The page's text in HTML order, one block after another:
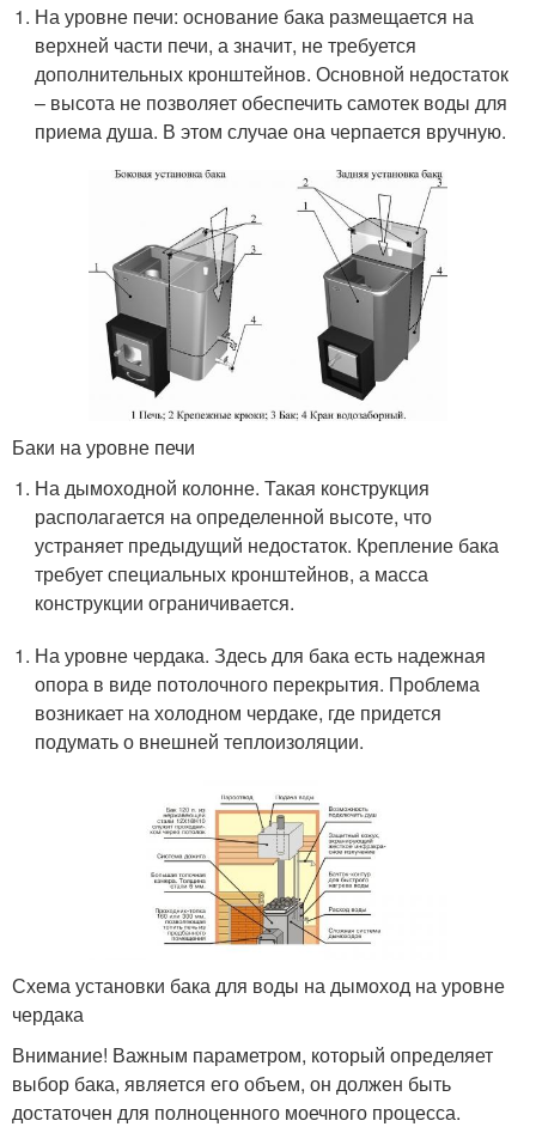
На уровне печи: основание бака размещается на
верхней части печи, а значит, не требуется
дополнительных кронштейнов. Основной недостаток
– высота не позволяет обеспечить самотек воды для
приема душа. В этом случае она черпается вручную.
Баки на уровне печи
На дымоходной колонне. Такая конструкция
располагается на определенной высоте, что
устраняет предыдущий недостаток. Крепление бака
требует специальных кронштейнов, а масса
конструкции ограничивается.
На уровне чердака. Здесь для бака есть надежная
опора в виде потолочного перекрытия. Проблема
возникает на холодном чердаке, где придется
подумать о внешней теплоизоляции.
Схема установки бака для воды на дымоход на уровне
чердака
Внимание! Важным параметром, который определяет
выбор бака, является его объем, он должен быть
достаточен для полноценного моечного процесса.